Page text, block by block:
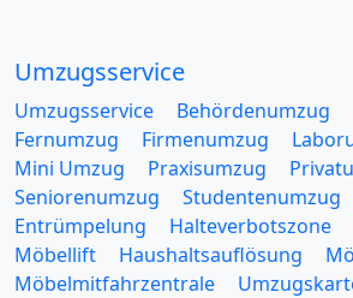
Umzugsservice
Umzugsservice Behördenumzug
Fernumzug
Firmenumzug
Mini Umzug
Praxisumzug
Seniorenumzug
Studentenumzug
Entrümpelung
Halteverbotszone
Möbellift
Haushaltsauflösung
Möbelmitfahrzentrale